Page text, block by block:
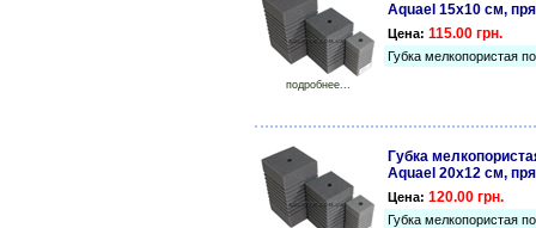
подробнее...
Aquael 15х10 см,
Цена: 115.00 грн.
Губка мелкопористая
Губка
Aquael 20х12 см,
Цена: 120.00 грн.
Губка мелкопористая